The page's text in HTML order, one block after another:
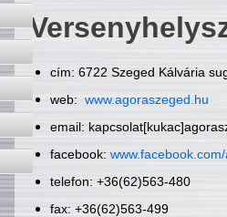
cím: 6722 Szeged Kálvária
web: www.agoraszeged.hu
email:
facebook:
telefon: +36(62)563-480
fax: +36(62)563-499